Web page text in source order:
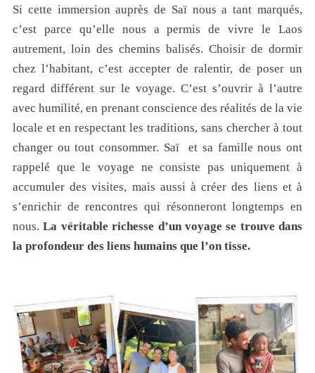
Si cette immersion auprès de Saï nous a tant marqués,
c’est parce qu’elle nous a permis de vivre le Laos
autrement, loin des chemins balisés. Choisir de dormir
chez l’habitant, c’est accepter de ralentir, de poser un
regard différent sur le voyage. C’est s’ouvrir à l’autre
avec humilité, en prenant conscience des réalités de la vie
locale et en respectant les traditions, sans chercher à tout
changer ou tout consommer. Saï et sa famille nous ont
rappelé que le voyage ne consiste pas uniquement à
accumuler des visites, mais aussi à créer des liens et à
s’enrichir de rencontres qui résonneront longtemps en
nous.La véritable richesse d’un voyage se trouve dans
la profondeur des liens humains que l’on tisse.